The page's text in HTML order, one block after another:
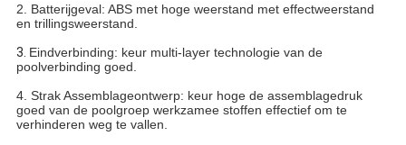
2. Batterijgeval: ABS met hoge weerstand met effectweerstand
en trillingsweerstand.
3. Eindverbinding: keur multi-layer technologie van de
poolverbinding goed.
4. Strak Assemblageontwerp: keur hoge de assemblagedruk
goed van de poolgroep werkzamee stoffen effectief om te
verhinderen weg te vallen.